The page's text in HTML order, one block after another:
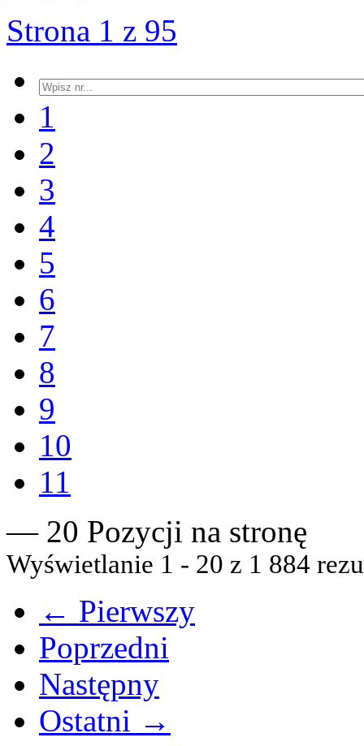
Strona 1 z 95
1
2
3
4
5
6
7
8
9
10
11
— 20 Pozycji na stronę
Wyświetlanie 1 - 20 z 1 884
← Pierwszy
Poprzedni
Następny
Ostatni →